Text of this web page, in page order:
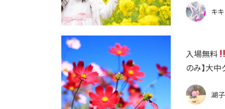
キキ
入場無料
のみ】大
湖子